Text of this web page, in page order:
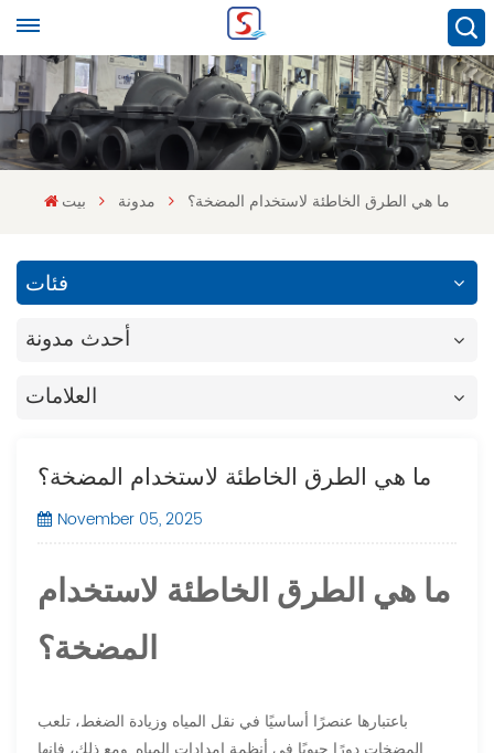
بيت مدونة ما هي الطرق الخاطئة لاستخدام المضخة؟
فئات
أحدث مدونة
العلامات
ما هي الطرق الخاطئة لاستخدام المضخة؟
November 05, 2025
ما هي الطرق الخاطئة لاستخدام
المضخة؟
باعتبارها عنصرًا أساسيًا في نقل المياه وزيادة الضغط، تلعب